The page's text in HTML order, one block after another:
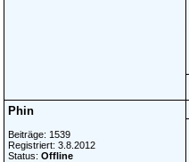
Phin
Beiträge: 1539
Registriert: 3.8.2012
Status: Offline